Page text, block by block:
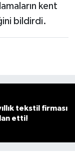
kent
bildirdi.
tekstil firması
etti!